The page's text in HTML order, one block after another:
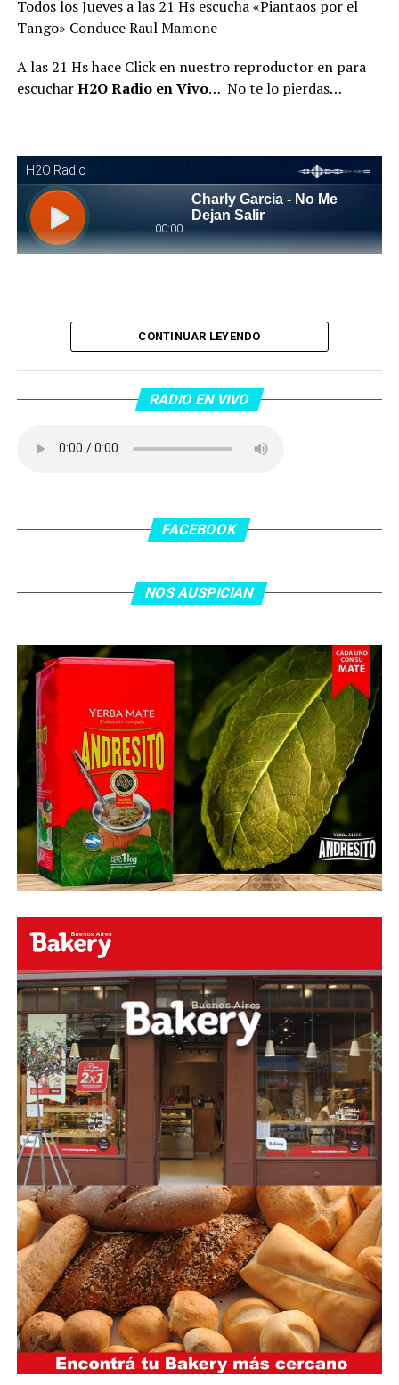
Todos los Jueves a las 21 Hs escucha «Piantaos por el
Tango» Conduce Raul Mamone
A las 21 Hs hace Click en nuestro reproductor en para
escucharH2O Radio en Vivo… No te lo pierdas…
Piantaos por el Tango. Piantaos por el Tango es un
programa radiofónico semanal conducido y dirigido por
Raúl Mamone con el objetivo de difundir el Tango desde
O ingresa
de nuestras redes sociales Te
esperamos en el portal de la #radio con la mejor
información y la mejor #música…
#Folklore #tango
#Rock #Nacional,
#RockInternacional,
#RockandRoll, #Noticias y la mejor #Música
Te
esperamos
Faceboock: H2O Radio
Onlinehttps://www.facebook.com/h2oradioonline
CONTINUAR LEYENDO
RADIO EN VIVO
FACEBOOK
NOS AUSPICIAN